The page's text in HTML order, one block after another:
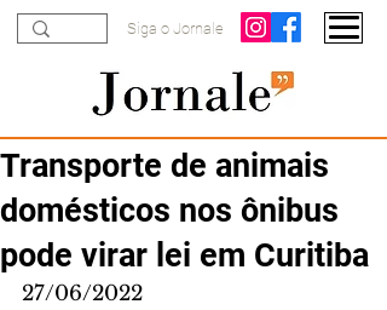
Siga o Jornale
Transporte de animais
domésticos nos ônibus
pode virar lei em Curitiba
27/06/2022